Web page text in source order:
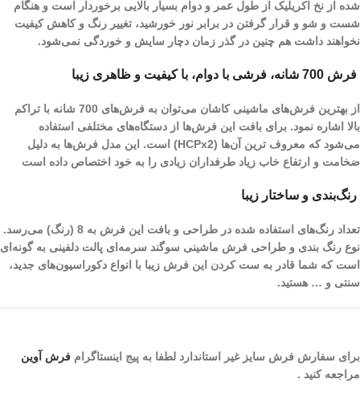
شده از نخ اکریلیک از طول عمر و دوام بسیار بالایی برخوردار است و هنگام
شست و شو و قرار گرفتن در برابر نور خورشید، تغییر رنگ و کاهش کیفیت
نخواهند داشت هم چنین در گذر زمان دچار سایش و خوردگی نمی‌شود.
فرش 700 شانه، فرشی با دوام، با کیفیت و ظاهری زیبا
از بهترین فرش‌های ماشینی کاشان می‌توان به فرش‌های 700 شانه با تراکم
بالا اشاره نمود. برای بافت این فرش‌ها از دستگاه‌های مختلفی استفاده
می‌شود که معروف ترین آن‌ها (HCPx2) است. این مدل فرش‌ها به دلیل
ضخامت و ارتفاع خاب زیاد طرفداران زیادی را به خود اختصاص داده است
رنگ‌بندی و ساختار زیبا
تعداد رنگ‌های استفاده شده در طراحی و بافت این فرش به 8 (رنگ) می‌رسد.
نوع رنگ بندی و طراحی فرش ماشینی سوگند سرمه‌ای پالت دلفینی به گونه‌ای
است که شما قادر به ست کردن این فرش زیبا با انواع دکوراسیون‌های جدید،
سنتی و … هستید.
برای سفارش فرش سایز غیر استاندارد لطفا به پیج اینستاگرام فرش آوین
مراجعه کنید .